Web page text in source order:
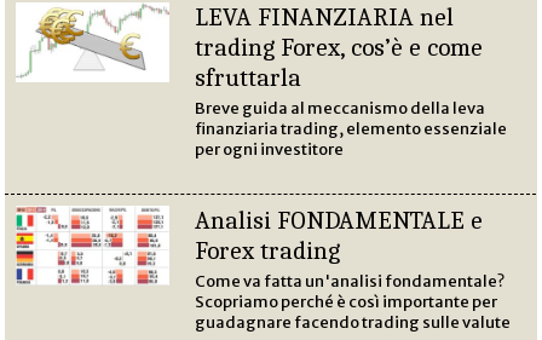
LEVA FINANZIARIA nel
trading Forex, cos’è e come
sfruttarla
Breve guida al meccanismo della leva
finanziaria trading, elemento essenziale
per ogni investitore
Analisi FONDAMENTALE e
Forex trading
Come va fatta un'analisi fondamentale?
Scopriamo perché è così importante per
guadagnare facendo trading sulle valute